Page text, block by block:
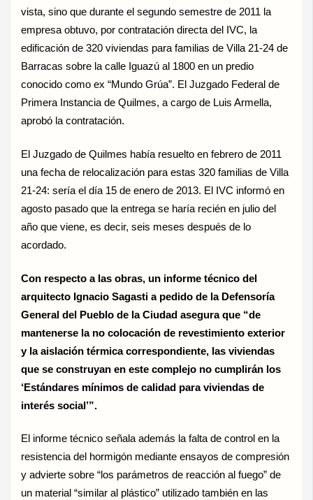
vista, sino que durante el segundo semestre de 2011 la
empresa obtuvo, por contratación directa del IVC, la
edificación de 320 viviendas para familias de Villa 21-24 de
Barracas sobre la calle Iguazú al 1800 en un predio
conocido como ex “Mundo Grúa”. El Juzgado Federal de
Primera Instancia de Quilmes, a cargo de Luis Armella,
aprobó la contratación.
El Juzgado de Quilmes había resuelto en febrero de 2011
una fecha de relocalización para estas 320 familias de Villa
21-24: sería el día 15 de enero de 2013. El IVC informó en
agosto pasado que la entrega se haría recién en julio del
año que viene, es decir, seis meses después de lo
acordado.
Con respecto a las obras, un informe técnico del
arquitecto Ignacio Sagasti a pedido de la Defensoría
General del Pueblo de la Ciudad asegura que “de
mantenerse la no colocación de revestimiento exterior
y la aislación térmica correspondiente, las viviendas
que se construyan en este complejo no cumplirán los
‘Estándares mínimos de calidad para viviendas de
interés social’”.
El informe técnico señala además la falta de control en la
resistencia del hormigón mediante ensayos de compresión
y advierte sobre “los parámetros de reacción al fuego” de
un material “similar al plástico” utilizado también en las